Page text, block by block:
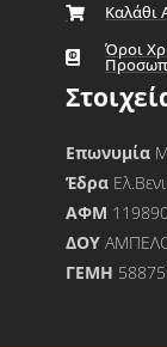
Καλάθι
Όροι
Επωνυμία
Έδρα
ΑΦΜ
ΔΟΥ
ΓΕΜΗ